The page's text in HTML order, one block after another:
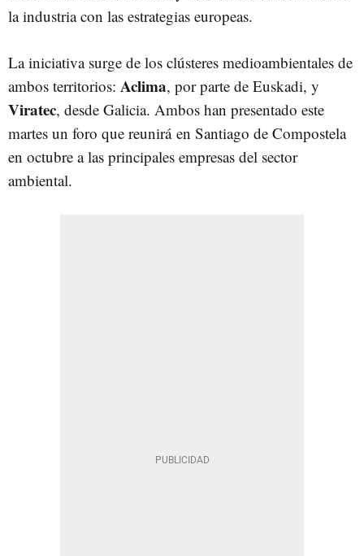
la industria con las estrategias europeas.
La iniciativa surge de los clústeres medioambientales de
ambos territorios: Aclima, por parte de Euskadi, y
Viratec, desde Galicia. Ambos han presentado este
martes un foro que reunirá en Santiago de Compostela
en octubre a las principales empresas del sector
ambiental.